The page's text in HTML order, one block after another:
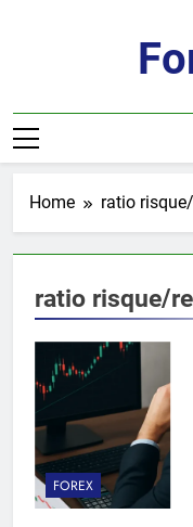
Home ratio
ratio risque/
FOREX